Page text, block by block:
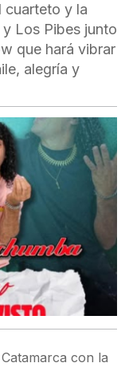
cuarteto y la
Los Pibes junto
que hará vibrar
alegría y
con la